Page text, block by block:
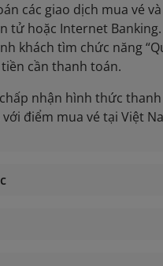
các giao dịch mua vé
tử hoặc Internet
khách tìm chức năng
cần thanh toán.
nhận hình thức
điểm mua vé tại Việt